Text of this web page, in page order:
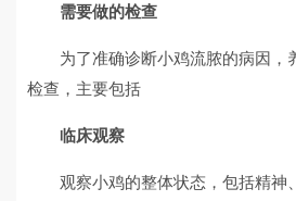
需要做的检查
为了准确诊断小鸡流脓的病因，
检查，主要包括
临床观察
观察小鸡的整体状态，包括精神